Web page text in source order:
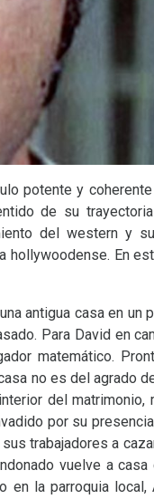
potente y
de su
del western y
En
antigua casa en un
Para David en
matemático.
no es del agrado
del matrimonio,
por su
trabajadores a
vuelve a casa
en la parroquia local,